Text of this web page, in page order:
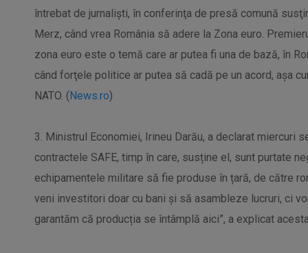
întrebat de jurnalişti, în conferinţa de presă comună
Merz, când vrea România să adere la Zona euro.
zona euro este o temă care ar putea fi una de bază, în
când forţele politice ar putea să cadă pe un acord, aşa
NATO. (News.ro)
3. Ministrul Economiei, Irineu Darău, a declarat miercuri
contractele SAFE, timp în care, susține el, sunt purtate
echipamentele militare să fie produse în țară, de către
veni investitori doar cu bani și să asambleze lucruri, ci
garantăm că producția se întâmplă aici”, a explicat